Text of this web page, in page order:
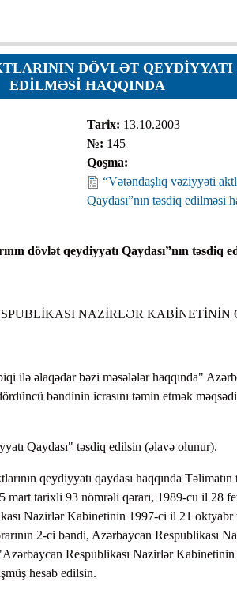
DÖVLƏT QEYDIYYATI
EDILMƏSI HAQQINDA
Tarix: 13.10.2003
№: 145
Qoşma:
“Vətəndaşlıq vəziyyəti
Qaydası”nın təsdiq edilməsi
dövlət qeydiyyatı Qaydası”nın təsdiq
NAZİRLƏR KABİNETİNİN
ilə əlaqədar bəzi məsələlər haqqında"
bəndinin icrasını təmin etmək
Qaydası" təsdiq edilsin (əlavə olunur).
qeydiyyatı qaydası haqqında
tarixli 93 nömrəli qərarı, 1989-cu il 28
Nazirlər Kabinetinin 1997-ci il 21 oktyabr
2-ci bəndi, Azərbaycan Respublikası
Respublikası Nazirlər
hesab edilsin.